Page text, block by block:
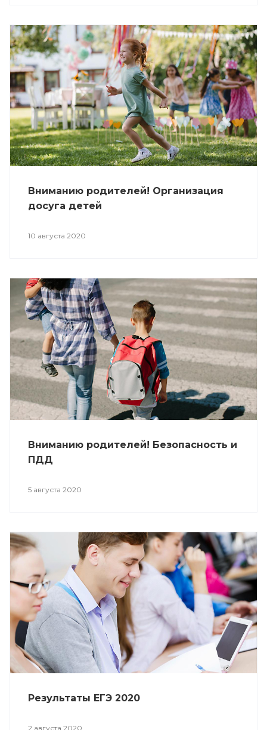
Вниманию родителей! Организация
досуга детей
10 августа 2020
Вниманию родителей! Безопасность и
ПДД
5 августа 2020
Результаты ЕГЭ 2020
2 августа 2020